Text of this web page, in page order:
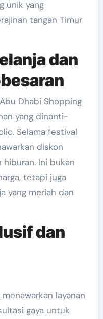
unik yang
tangan Timur
dan
Dhabi Shopping
yang dinanti-
Selama festival
diskon
hiburan. Ini bukan
tetapi juga
yang meriah dan
dan
layanan
gaya untuk